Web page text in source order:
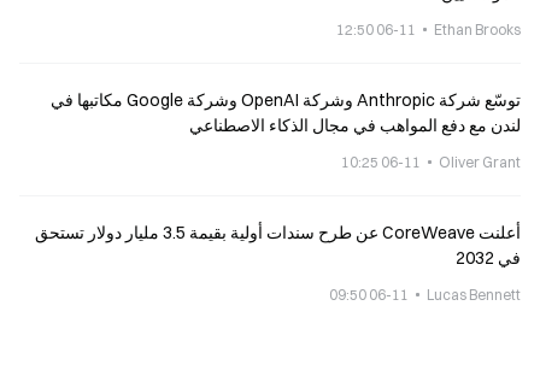
Ethan Brooks
06-11 12:50
توسّع شركة Anthropic وشركة OpenAI وشركة Google مكاتبها في
لندن مع دفع المواهب في مجال الذكاء الاصطناعي
Oliver Grant
06-11 10:25
أعلنت CoreWeave عن طرح سندات أولية بقيمة 3.5 مليار دولار تستحق
في 2032
Lucas Bennett
06-11 09:50